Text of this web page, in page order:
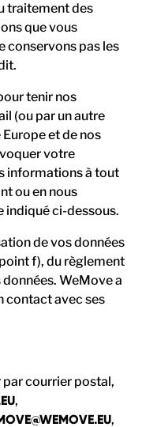
traitement des
que vous
conservons pas les
tenir nos
(ou par un autre
et de nos
votre
informations à tout
ou en nous
indiqué ci-dessous.
de vos données
f), du règlement
WeMove a
contact avec ses
courrier postal,
,
,